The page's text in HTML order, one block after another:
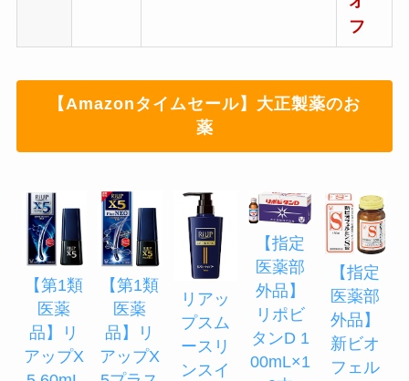
フ
【Amazonタイムセール】大正製薬のお
薬
【第1類
医薬
品】リ
アップX
【第1類
医薬
品】リ
アップX
リアッ
プスム
ースリ
ンスイ
【指定
医薬部
外品】
リポビ
タンD 1
00mL×1
【指定
医薬部
外品】
新ビオ
フェル